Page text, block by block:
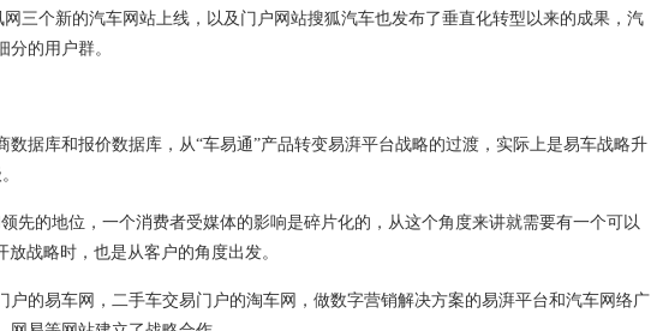
个新的汽车网站上线，以及门户网站搜狐汽车也发布了垂直化转型以来的成果，汽
的用户群。
库和报价数据库，从“车易通”产品转变易湃平台战略的过渡，实际上是易车战略升
的地位，一个消费者受媒体的影响是碎片化的，从这个角度来讲就需要有一个可以
战略时，也是从客户的角度出发。
的易车网，二手车交易门户的淘车网，做数字营销解决方案的易湃平台和汽车网络广